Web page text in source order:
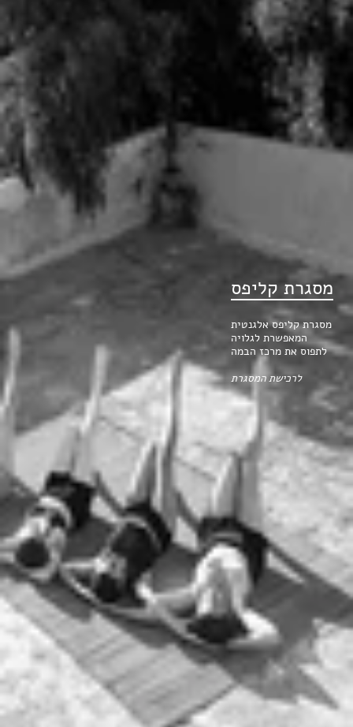
מסגרת קליפס
מסגרת קליפס אלגנטית
המאפשרת לגלויה
לתפוס את מרכז הבמה
לרכישת המסגרת